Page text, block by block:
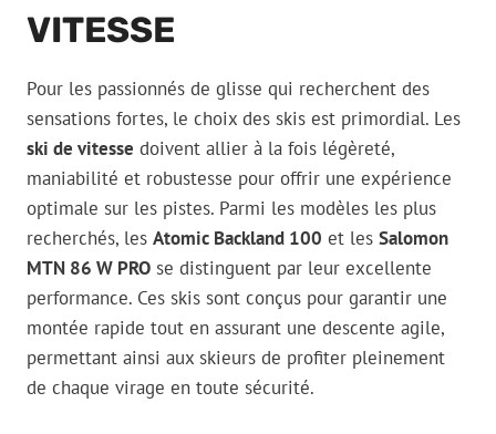
VITESSE
Pour les passionnés de glisse qui recherchent des
sensations fortes, le choix des skis est primordial. Les
ski de vitesse doivent allier à la fois légèreté,
maniabilité et robustesse pour offrir une expérience
optimale sur les pistes. Parmi les modèles les plus
recherchés, les Atomic Backland 100 et les Salomon
MTN 86 W PRO se distinguent par leur excellente
performance. Ces skis sont conçus pour garantir une
montée rapide tout en assurant une descente agile,
permettant ainsi aux skieurs de profiter pleinement
de chaque virage en toute sécurité.